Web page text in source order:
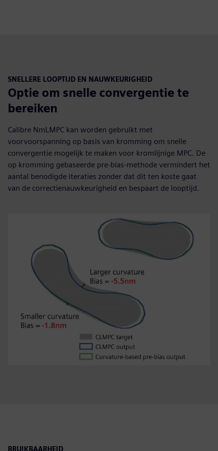
SNELLERE LOOPTIJD EN NAUWKEURIGHEID
Optie om snelle convergentie te
bereiken
Calibre NmLMPC kan worden gebruikt met
voorvoorspanning op basis van kromming om snelle
convergentie mogelijk te maken voor kromlijnige MPC. De
op kromming gebaseerde pre-bias-methode vermindert het
aantal benodigde iteraties zonder dat dit ten koste gaat
van de correctienauwkeurigheid en bespaart de looptijd.
BRUIKBAARHEID